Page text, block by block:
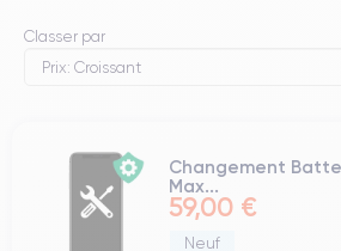
Classer par
Changement
Max...
59,00 €
Neuf